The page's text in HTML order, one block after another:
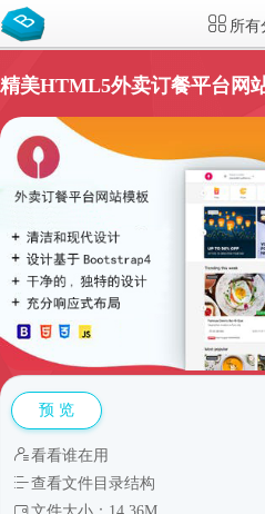
所有
精美HTML5外卖订餐平台网
预 览
看看谁在用
查看文件目录结构